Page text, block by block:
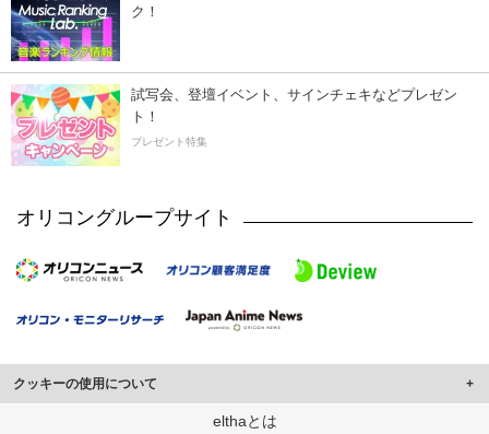
ク！
試写会、登壇イベント、サインチェキなどプレゼン
ト！
プレゼント特集
オリコングループサイト
クッキーの使用について
このサイトでは Cookie を使用して、ユーザーに合わせたコンテンツや広告の
elthaとは